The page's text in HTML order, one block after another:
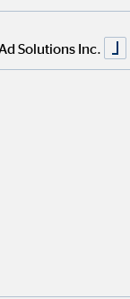
werden,
Solutions Inc.